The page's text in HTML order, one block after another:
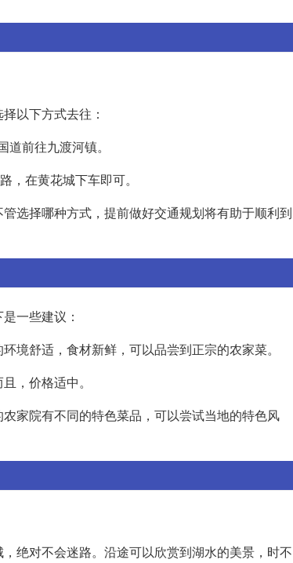
以下方式去往：
前往九渡河镇。
在黄花城下车即可。
选择哪种方式，提前做好交通规划将有助于顺利到
一些建议：
境舒适，食材新鲜，可以品尝到正宗的农家菜。
，价格适中。
家院有不同的特色菜品，可以尝试当地的特色风
绝对不会迷路。沿途可以欣赏到湖水的美景，时不